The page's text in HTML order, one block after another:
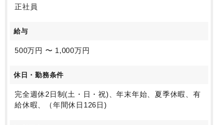
正社員
給与
500万円 〜 1,000万円
休日・勤務条件
完全週休2日制(土・日・祝)、年末年始、夏季休暇、有
給休暇、（年間休日126日)